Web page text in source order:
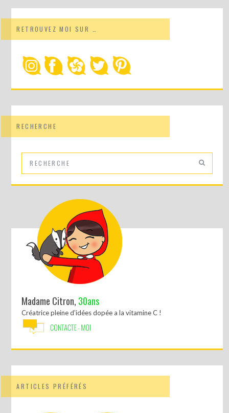
RETROUVEZ MOI SUR …
RECHERCHE
Madame Citron, 30ans
Créatrice pleine d'idées dopée a la vitamine C !
ARTICLES PRÉFÉRÉS